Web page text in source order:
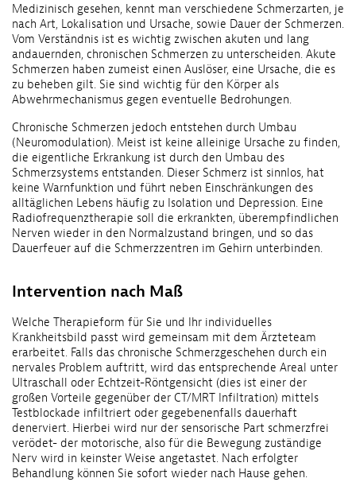
Medizinisch gesehen, kennt man verschiedene Schmerzarten, je
nach Art, Lokalisation und Ursache, sowie Dauer der Schmerzen.
Vom Verständnis ist es wichtig zwischen akuten und lang
andauernden, chronischen Schmerzen zu unterscheiden. Akute
Schmerzen haben zumeist einen Auslöser, eine Ursache, die es
zu beheben gilt. Sie sind wichtig für den Körper als
Abwehrmechanismus gegen eventuelle Bedrohungen.
Chronische Schmerzen jedoch entstehen durch Umbau
(Neuromodulation). Meist ist keine alleinige Ursache zu finden,
die eigentliche Erkrankung ist durch den Umbau des
Schmerzsystems entstanden. Dieser Schmerz ist sinnlos, hat
keine Warnfunktion und führt neben Einschränkungen des
alltäglichen Lebens häufig zu Isolation und Depression. Eine
Radiofrequenztherapie soll die erkrankten, überempfindlichen
Nerven wieder in den Normalzustand bringen, und so das
Dauerfeuer auf die Schmerzzentren im Gehirn unterbinden.
Intervention nach Maß
Welche Therapieform für Sie und Ihr individuelles
Krankheitsbild passt wird gemeinsam mit dem Ärzteteam
erarbeitet. Falls das chronische Schmerzgeschehen durch ein
nervales Problem auftritt, wird das entsprechende Areal unter
Ultraschall oder Echtzeit-Röntgensicht (dies ist einer der
großen Vorteile gegenüber der CT/MRT Infiltration) mittels
Testblockade infiltriert oder gegebenenfalls dauerhaft
denerviert. Hierbei wird nur der sensorische Part schmerzfrei
verödet- der motorische, also für die Bewegung zuständige
Nerv wird in keinster Weise angetastet. Nach erfolgter
Behandlung können Sie sofort wieder nach Hause gehen.